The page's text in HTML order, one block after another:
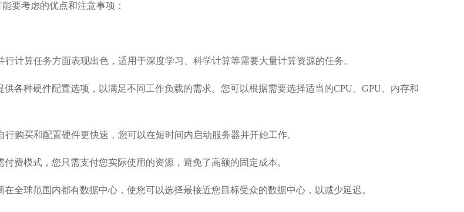
要考虑的优点和注意事项：
行计算任务方面表现出色，适用于深度学习、科学计算等需要大量计算资源的任务。
供各种硬件配置选项，以满足不同工作负载的需求。您可以根据需要选择适当的CPU、GPU、内存和
行购买和配置硬件更快速，您可以在短时间内启动服务器并开始工作。
费模式，您只需支付您实际使用的资源，避免了高额的固定成本。
全球范围内都有数据中心，使您可以选择最接近您目标受众的数据中心，以减少延迟。